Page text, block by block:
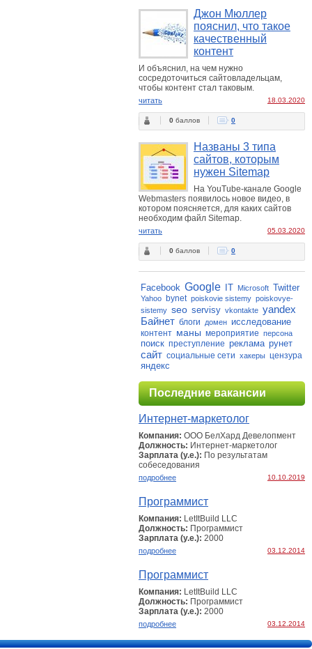
Джон Мюллер
пояснил, что такое
качественный
контент
И объяснил, на чем нужно
сосредоточиться сайтовладельцам,
чтобы контент стал таковым.
читать 18.03.2020
0 баллов 0
Названы 3 типа
сайтов, которым
нужен Sitemap
На YouTube-канале Google
Webmasters появилось новое видео, в
котором поясняется, для каких сайтов
необходим файл Sitemap.
читать 05.03.2020
0 баллов 0
Facebook Google IT Microsoft Twitter
Yahoo bynet poiskovie sistemy poiskovye-
sistemy seo servisy vkontakte yandex
Байнет блоги домен исследование
контент маны мероприятие персона
поиск преступление реклама рунет
сайт социальные сети хакеры цензура
яндекс
Последние вакансии
Интернет-маркетолог
Компания: ООО БелХард Девелопмент
Должность: Интернет-маркетолог
Зарплата (у.е.): По результатам
собеcедования
подробнее 10.10.2019
Программист
Компания: LetItBuild LLC
Должность: Программист
Зарплата (у.е.): 2000
подробнее 03.12.2014
Программист
Компания: LetItBuild LLC
Должность: Программист
Зарплата (у.е.): 2000
подробнее 03.12.2014